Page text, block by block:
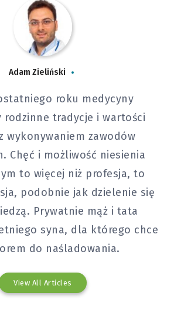
Adam Zieliński
roku medycyny
rodzinne tradycje i wartości
wykonywaniem zawodów
Chęć i możliwość niesienia
to więcej niż profesja, to
podobnie jak dzielenie się
Prywatnie mąż i tata
syna, dla którego chce
do naśladowania.
View All Articles